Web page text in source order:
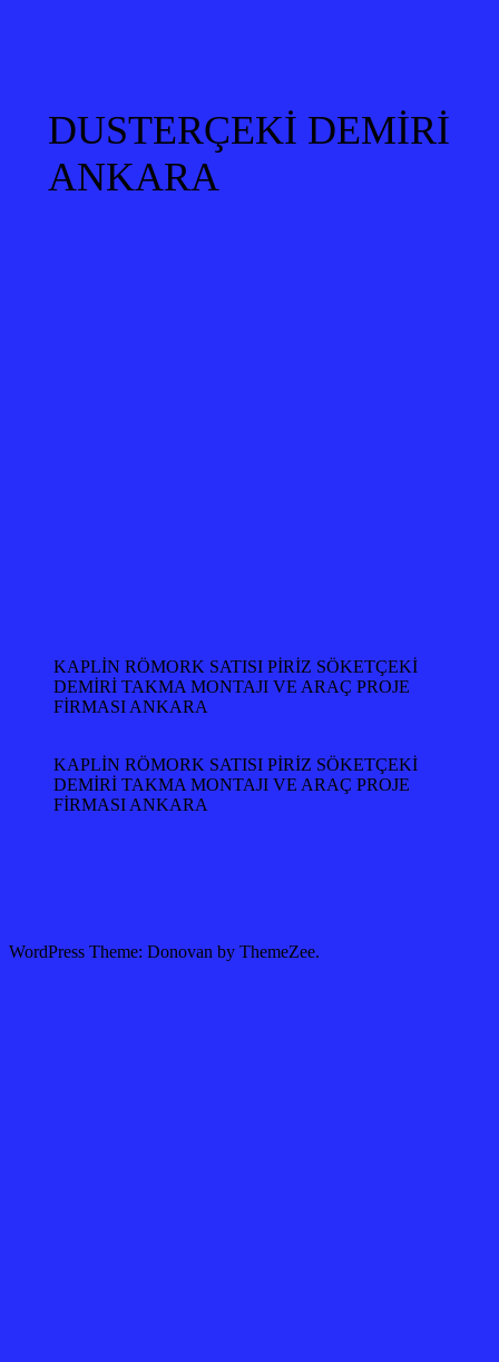
DUSTERÇEKİ DEMİRİ
ANKARA
KAPLİN RÖMORK SATISI PİRİZ SÖKETÇEKİ
DEMİRİ TAKMA MONTAJI VE ARAÇ PROJE
FİRMASI ANKARA
KAPLİN RÖMORK SATISI PİRİZ SÖKETÇEKİ
DEMİRİ TAKMA MONTAJI VE ARAÇ PROJE
FİRMASI ANKARA
WordPress Theme: Donovan by ThemeZee.